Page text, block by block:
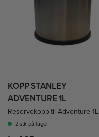
KOPP STANLEY
ADVENTURE 1L
Reservekopp til Adventure 1L
2 stk på lager